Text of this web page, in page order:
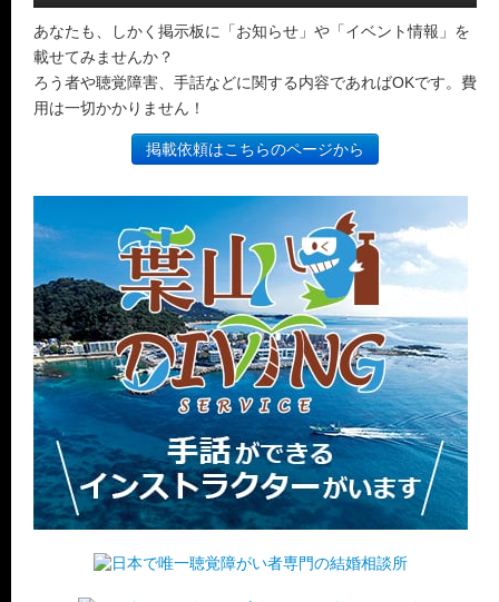
あなたも、しかく掲示板に「お知らせ」や「イベント情報」を
載せてみませんか？
ろう者や聴覚障害、手話などに関する内容であればOKです。費
用は一切かかりません！
掲載依頼はこちらのページから